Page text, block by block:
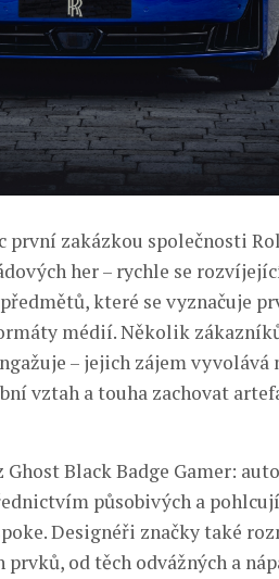
první zakázkou společnosti
her – rychle se
které se vyznačuje
médií. Několik zákazníků
– jejich zájem vyvolává
vztah a touha zachovat
Black Badge Gamer:
působivých a
Designéři značky také
od těch odvážných a